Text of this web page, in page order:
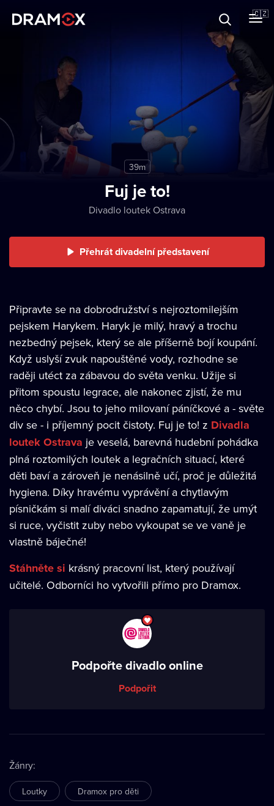
🇨🇿
Registrujte se
39m
Fuj je to!
Divadlo loutek Ostrava
Přehrát divadelní představení
Připravte se na dobrodružství s nejroztomilejším
pejskem Harykem. Haryk je milý, hravý a trochu
nezbedný pejsek, který se ale příšerně bojí koupání.
Když uslyší zvuk napouštěné vody, rozhodne se
raději utéct za zábavou do světa venku. Užije si
přitom spoustu legrace, ale nakonec zjistí, že mu
něco chybí. Jsou to jeho milovaní páníčkové a - světe
div se - i příjemný pocit čistoty. Fuj je to! z Divadla
loutek Ostrava je veselá, barevná hudební pohádka
plná roztomilých loutek a legračních situací, které
děti baví a zároveň je nenásilně učí, proč je důležitá
hygiena. Díky hravému vyprávění a chytlavým
písničkám si malí diváci snadno zapamatují, že umýt
si ruce, vyčistit zuby nebo vykoupat se ve vaně je
vlastně báječné!
Stáhněte si krásný pracovní list, který používají
učitelé. Odborníci ho vytvořili přímo pro Dramox.
Podpořte divadlo online
Podpořit
Žánry:
Loutky Dramox pro děti